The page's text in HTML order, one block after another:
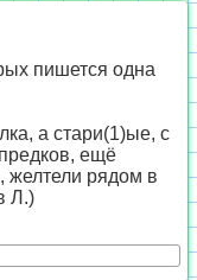
пишется одна
а стари(1)ые, с
ещё
желтели рядом в
Л.)